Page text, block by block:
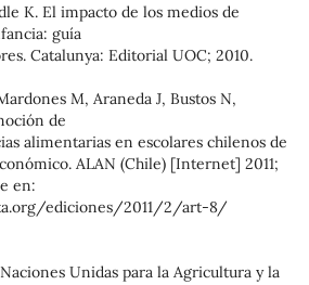
K. El impacto de los medios de
guía
Catalunya: Editorial UOC; 2010.
M, Araneda J, Bustos N,
de
alimentarias en escolares chilenos de
ALAN (Chile) [Internet] 2011;
en:
ediciones/2011/2/art-8/
Unidas para la Agricultura y la